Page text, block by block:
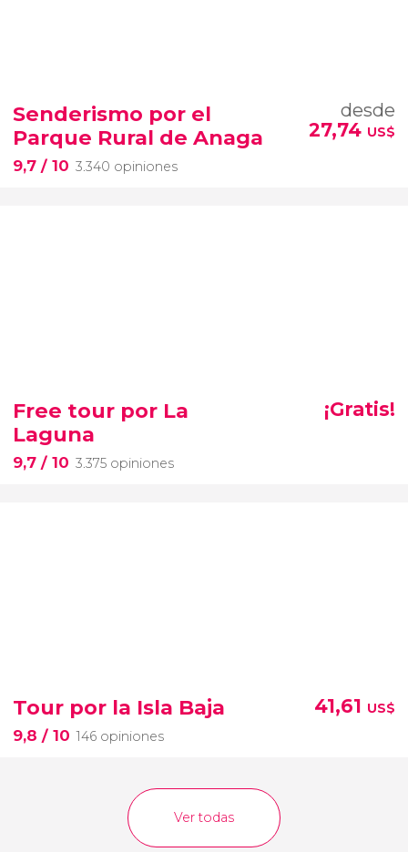
Senderismo por el
Parque Rural de Anaga
9,7 / 10 3.340 opiniones
desde
27,74 US$
Free tour por La
Laguna
9,7 / 10 3.375 opiniones
¡Gratis!
Tour por la Isla Baja
9,8 / 10 146 opiniones
41,61 US$
Ver todas